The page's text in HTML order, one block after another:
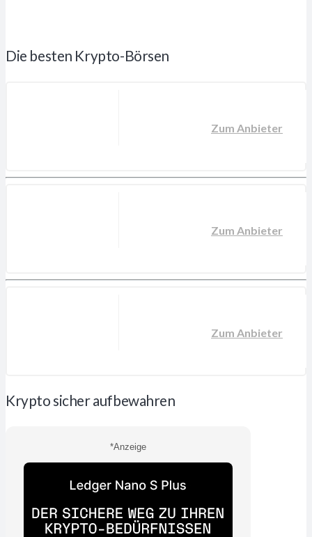
Die besten Krypto-Börsen
Zum Anbieter
Zum Anbieter
Zum Anbieter
Krypto sicher aufbewahren
*Anzeige